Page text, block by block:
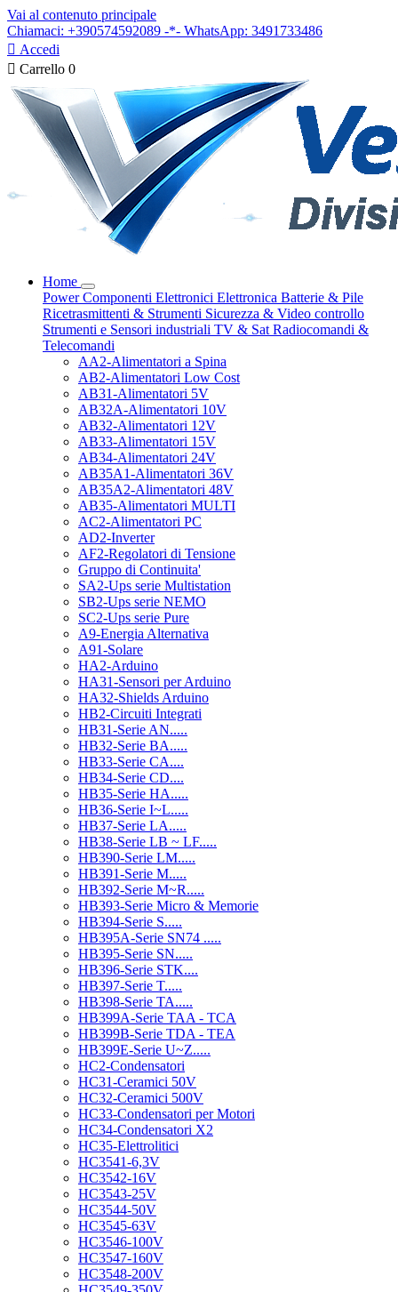
Vai al contenuto principale
Chiamaci: +390574592089 -*- WhatsApp: 3491733486
 Accedi
 Carrello 0
Home
PowerComponenti Elettronici Elettronica Batterie & Pile
Ricetrasmittenti & Strumenti Sicurezza & Video controllo
Strumenti e Sensori industriali TV & Sat Radiocomandi &
Telecomandi
AA2-Alimentatori a Spina
AB2-Alimentatori Low Cost
AB31-Alimentatori 5V
AB32A-Alimentatori 10V
AB32-Alimentatori 12V
AB33-Alimentatori 15V
AB34-Alimentatori 24V
AB35A1-Alimentatori 36V
AB35A2-Alimentatori 48V
AB35-Alimentatori MULTI
AC2-Alimentatori PC
AD2-Inverter
AF2-Regolatori di Tensione
Gruppo di Continuita'
SA2-Ups serie Multistation
SB2-Ups serie NEMO
SC2-Ups serie Pure
A9-Energia Alternativa
A91-Solare
HA2-Arduino
HA31-Sensori per Arduino
HA32-Shields Arduino
HB2-Circuiti Integrati
HB31-Serie AN.....
HB32-Serie BA.....
HB33-Serie CA....
HB34-Serie CD....
HB35-Serie HA.....
HB36-Serie I~L.....
HB37-Serie LA.....
HB38-Serie LB ~ LF.....
HB390-Serie LM.....
HB391-Serie M.....
HB392-Serie M~R.....
HB393-Serie Micro & Memorie
HB394-Serie S.....
HB395A-Serie SN74 .....
HB395-Serie SN.....
HB396-Serie STK....
HB397-Serie T.....
HB398-Serie TA.....
HB399A-Serie TAA - TCA
HB399B-Serie TDA - TEA
HB399E-Serie U~Z.....
HC2-Condensatori
HC31-Ceramici 50V
HC32-Ceramici 500V
HC33-Condensatori per Motori
HC34-Condensatori X2
HC35-Elettrolitici
HC3541-6,3V
HC3542-16V
HC3543-25V
HC3544-50V
HC3545-63V
HC3546-100V
HC3547-160V
HC3548-200V